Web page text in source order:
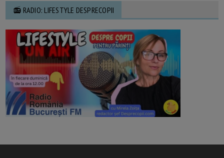
📻 RADIO: LIFESTYLE DESPRECOPII